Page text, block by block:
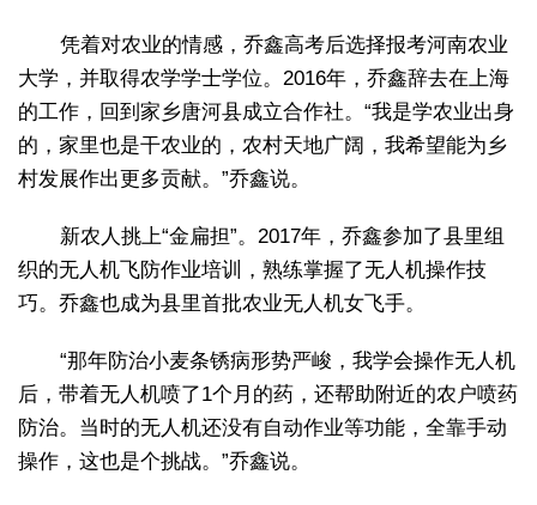
凭着对农业的情感，乔鑫高考后选择报考河南农业
大学，并取得农学学士学位。2016年，乔鑫辞去在上海
的工作，回到家乡唐河县成立合作社。“我是学农业出身
的，家里也是干农业的，农村天地广阔，我希望能为乡
村发展作出更多贡献。”乔鑫说。
新农人挑上“金扁担”。2017年，乔鑫参加了县里组
织的无人机飞防作业培训，熟练掌握了无人机操作技
巧。乔鑫也成为县里首批农业无人机女飞手。
“那年防治小麦条锈病形势严峻，我学会操作无人机
后，带着无人机喷了1个月的药，还帮助附近的农户喷药
防治。当时的无人机还没有自动作业等功能，全靠手动
操作，这也是个挑战。”乔鑫说。